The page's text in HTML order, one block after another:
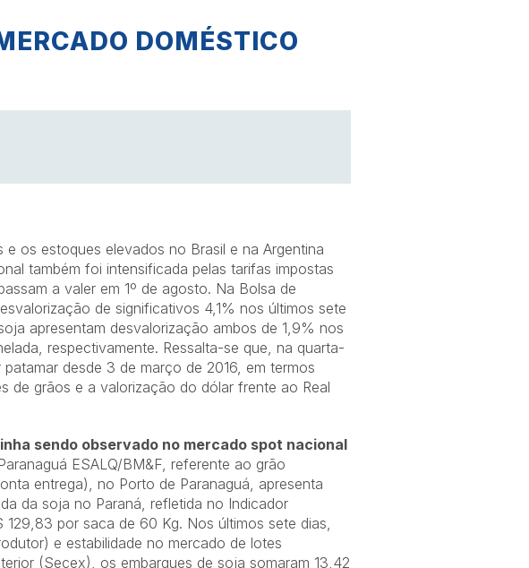
DOMÉSTICO
os estoques elevados no Brasil e na Argentina
também foi intensificada pelas tarifas impostas
a valer em 1º de agosto. Na Bolsa de
de significativos 4,1% nos últimos sete
apresentam desvalorização ambos de 1,9% nos
respectivamente. Ressalta-se que, na quarta-
desde 3 de março de 2016, em termos
de grãos e a valorização do dólar frente ao Real
sendo observado no mercado spot nacional
ESALQ/BM&F, referente ao grão
entrega), no Porto de Paranaguá, apresenta
da soja no Paraná, refletida no Indicador
por saca de 60 Kg. Nos últimos sete dias,
e estabilidade no mercado de lotes
(Secex), os embarques de soja somaram 13,42